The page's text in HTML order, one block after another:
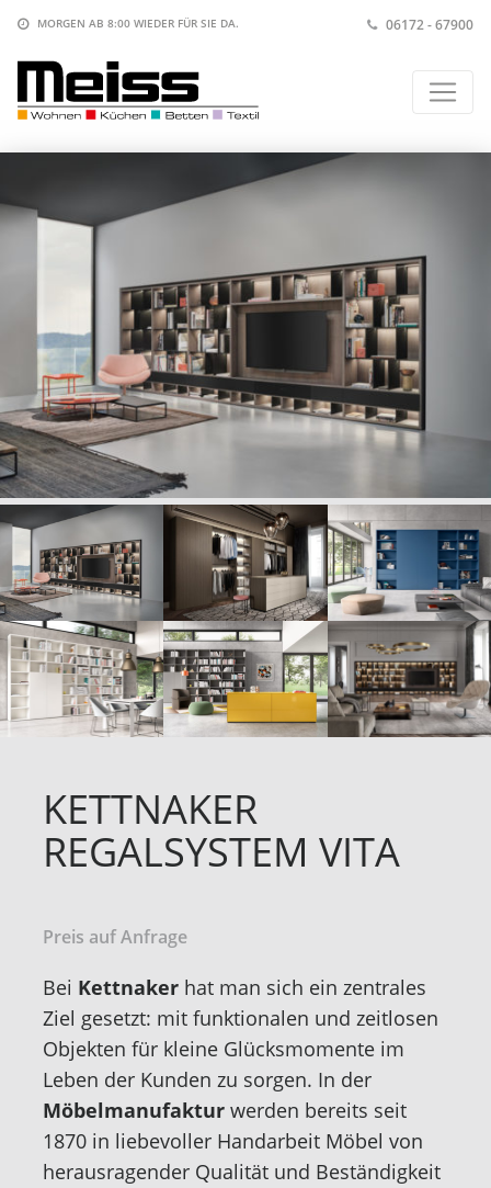
MORGEN AB 8:00 WIEDER FÜR SIE DA. 06172 - 67900
KETTNAKER
REGALSYSTEM VITA
Preis auf Anfrage
Bei Kettnaker hat man sich ein zentrales
Ziel gesetzt: mit funktionalen und zeitlosen
Objekten für kleine Glücksmomente im
Leben der Kunden zu sorgen. In der
Möbelmanufaktur werden bereits seit
1870 in liebevoller Handarbeit Möbel von
herausragender Qualität und Beständigkeit